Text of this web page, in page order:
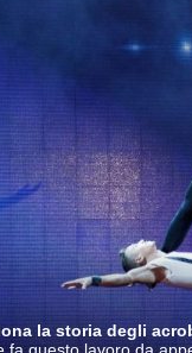
la storia degli